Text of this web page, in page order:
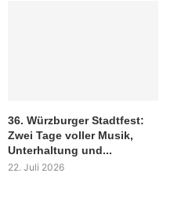
36. Würzburger Stadtfest:
Zwei Tage voller Musik,
Unterhaltung und...
22. Juli 2026